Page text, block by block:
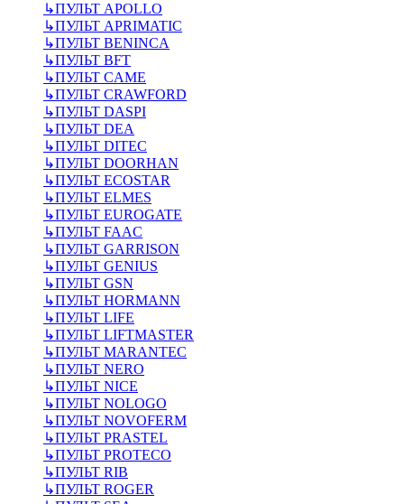
↳ПУЛЬТ APOLLO
↳ПУЛЬТ APRIMATIC
↳ПУЛЬТ BENINCA
↳ПУЛЬТ BFT
↳ПУЛЬТ CAME
↳ПУЛЬТ CRAWFORD
↳ПУЛЬТ DASPI
↳ПУЛЬТ DEA
↳ПУЛЬТ DITEC
↳ПУЛЬТ DOORHAN
↳ПУЛЬТ ECOSTAR
↳ПУЛЬТ ELMES
↳ПУЛЬТ EUROGATE
↳ПУЛЬТ FAAC
↳ПУЛЬТ GARRISON
↳ПУЛЬТ GENIUS
↳ПУЛЬТ GSN
↳ПУЛЬТ HORMANN
↳ПУЛЬТ LIFE
↳ПУЛЬТ LIFTMASTER
↳ПУЛЬТ MARANTEC
↳ПУЛЬТ NERO
↳ПУЛЬТ NICE
↳ПУЛЬТ NOLOGO
↳ПУЛЬТ NOVOFERM
↳ПУЛЬТ PRASTEL
↳ПУЛЬТ PROTECO
↳ПУЛЬТ RIB
↳ПУЛЬТ ROGER